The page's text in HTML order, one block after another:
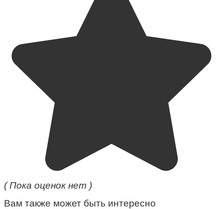
( Пока оценок нет )
Вам также может быть интересно